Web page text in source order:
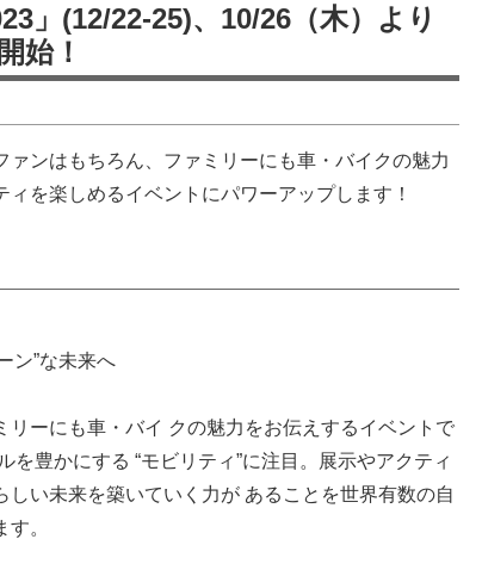
」(12/22-25)、10/26（木）より
始！
ンはもちろん、ファミリーにも車・バイクの魅力
を楽しめるイベントにパワーアップします！
ン”な未来へ
ーにも車・バイ クの魅力をお伝えするイベントで
豊かにする “モビリティ”に注目。展示やアクティ
い未来を築いていく力が あることを世界有数の自
。